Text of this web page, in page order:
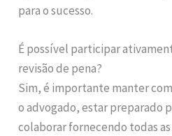
para o sucesso.
É possível participar
revisão de pena?
Sim, é importante manter
o advogado, estar preparado
colaborar fornecendo todas